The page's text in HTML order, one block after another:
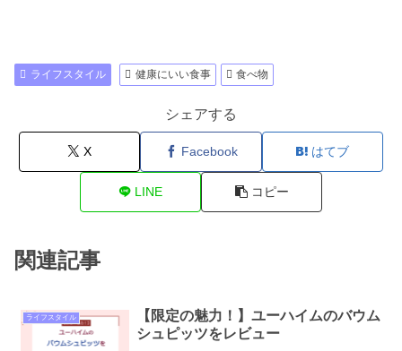
ライフスタイル 健康にいい食事 食べ物
シェアする
X Facebook はてブ
LINE コピー
関連記事
ライフスタイル
【限定の魅力！】ユーハイムのバウム
シュピッツをレビュー